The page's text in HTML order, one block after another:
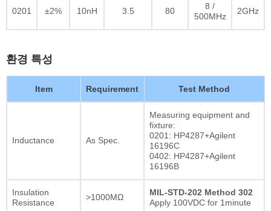
0201 ±2% 10nH 3.5 80
8 /
500MHz
2GHz
환경 특성
Item Requirement Test Method
Inductance As Spec.
Measuring equipment and
fixture:
0201: HP4287+Agilent
16196C
0402: HP4287+Agilent
16196B
Insulation
Resistance
>1000MΩ
MIL-STD-202 Method 302
Apply 100VDC for 1minute